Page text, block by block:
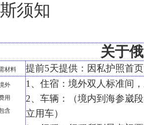
须知
关于
材料 提前5天提供：因私护照首
外
用
含
1 、住宿：境外双人标准间
2、车辆：（境内到海参崴
立用车）